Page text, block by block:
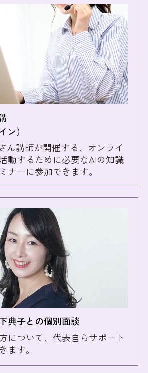
ン）
ん講師が開催する、オンライ
動するために必要なAIの知識
ナーに参加できます。
典子との個別面談
について、代表自らサポート
ます。